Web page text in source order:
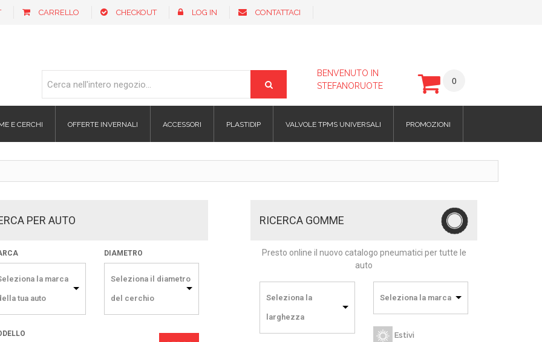
CARRELLO CHECKOUT LOG IN CONTATTACI
BENVENUTO IN
STEFANORUOTE
0
E CERCHI OFFERTE INVERNALI ACCESSORI PLASTIDIP VALVOLE TPMS UNIVERSALI PROMOZIONI
PER AUTO
la marca
tua auto
DIAMETRO
Seleziona il diametro
del cerchio
RICERCA GOMME
Presto online il nuovo catalogo pneumatici per tutte le
auto
Seleziona la
larghezza
Seleziona la marca
Estivi